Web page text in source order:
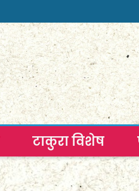
टाकुरा विशेष